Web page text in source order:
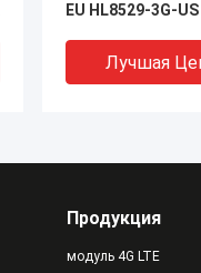
EU HL8529-3G-
Лучшая
Продукция
модуль 4G LTE